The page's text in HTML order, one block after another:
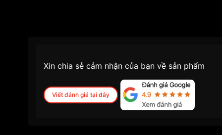
Xin chia sẻ cảm nhận của bạn về sản phẩm
Viết đánh giá tại đây